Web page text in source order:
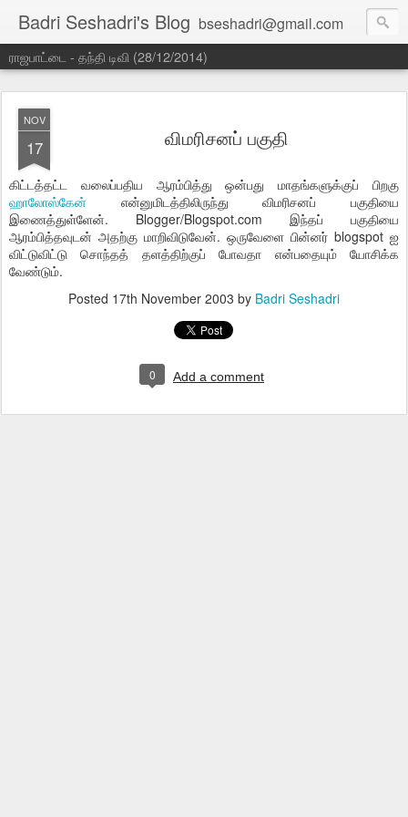
Badri Seshadri's Blog bseshadri@gmail.com
ராஜபாட்டை - தந்தி டிவி (28/12/2014)
NOV
17 விமரிசனப் பகுதி
கிட்டத்தட்ட வலைப்பதிய ஆரம்பித்து ஒன்பது மாதங்களுக்குப் பிறகு
ஹாலோஸ்கேன் என்னுமிடத்திலிருந்து விமரிசனப் பகுதியை
இணைத்துள்ளேன். Blogger/Blogspot.com இந்தப் பகுதியை
ஆரம்பித்தவுடன் அதற்கு மாறிவிடுவேன். ஒருவேளை பின்னர் blogspot ஐ
விட்டுவிட்டு சொந்தத் தளத்திற்குப் போவதா என்பதையும் யோசிக்க
வேண்டும்.
Posted 17th November 2003 by Badri Seshadri
0 Add a comment